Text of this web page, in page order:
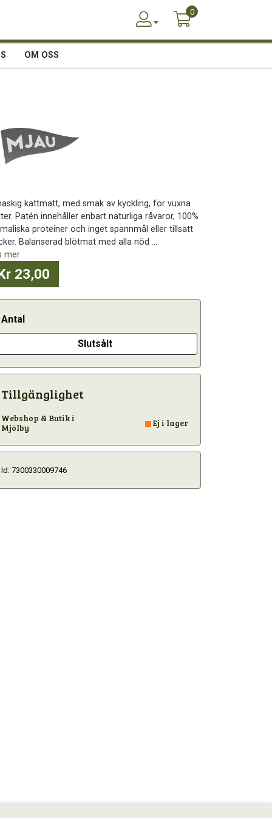
0
OM OSS
kattmatt, med smak av kyckling, för vuxna
Patén innehåller enbart naturliga råvaror, 100%
proteiner och inget spannmål eller tillsatt
Balanserad blötmat med alla nöd ...
mer
23,00
Antal
Slutsålt
Tillgänglighet
Webshop & Butik i
Mjölby
Ej i lager
Id: 7300330009746